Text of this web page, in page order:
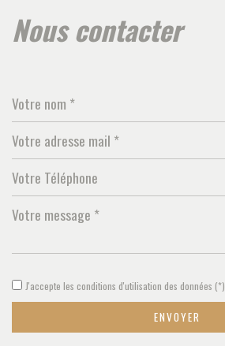
+
−
École maternelle
École primaire
nous contacter
J'accepte les conditions d'utilisation des données (*)
ENVOYER